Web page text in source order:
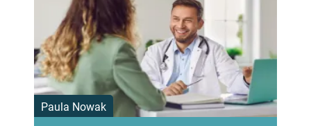
Paula Nowak